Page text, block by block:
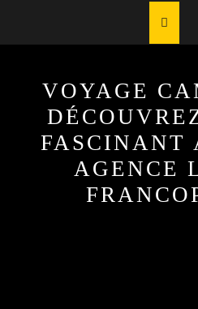
Button
VOYAGE
FASCINANT
AGENCE